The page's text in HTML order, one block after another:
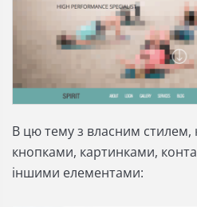
В цю тему з власним
кнопками, картинками,
іншими елементами: